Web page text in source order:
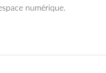
numérique.